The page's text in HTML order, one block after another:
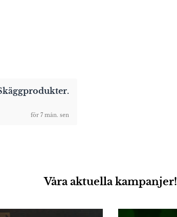
för 7 mån. sen
Våra aktuella kampanjer!